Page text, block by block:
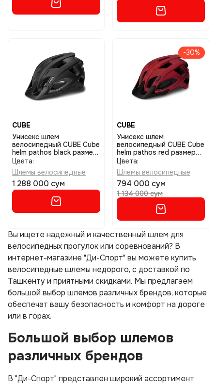
CUBE
Унисекс шлем
велосипедный CUBE Cube
helm pathos black размер
xl(59-64)
Цвета:
Шлемы велосипедные
1 288 000 сум
-30%
CUBE
Унисекс шлем
велосипедный CUBE Cube
helm pathos red размер
xl(59-64)
Цвета:
Шлемы велосипедные
794 000 сум
1 134 000 сум
Вы ищете надежный и качественный шлем для
велосипедных прогулок или соревнований? В
интернет-магазине "Ди-Спорт" вы можете купить
велосипедные шлемы недорого, с доставкой по
Ташкенту и приятными скидками. Мы предлагаем
большой выбор шлемов различных брендов, которые
обеспечат вашу безопасность и комфорт на дороге
или в горах.
Большой выбор шлемов
различных брендов
В "Ди-Спорт" представлен широкий ассортимент